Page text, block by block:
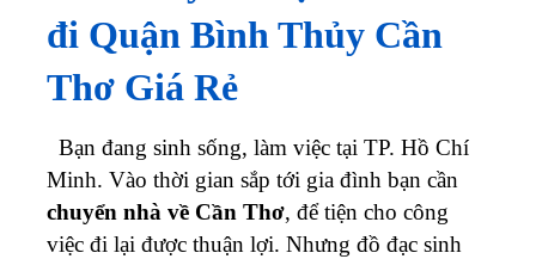
đi Quận Bình Thủy Cần
Thơ Giá Rẻ
Bạn đang sinh sống, làm việc tại TP. Hồ Chí
Minh. Vào thời gian sắp tới gia đình bạn cần
chuyển nhà về Cần Thơ, để tiện cho công
việc đi lại được thuận lợi. Nhưng đồ đạc sinh